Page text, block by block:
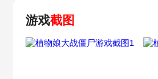
游戏截图